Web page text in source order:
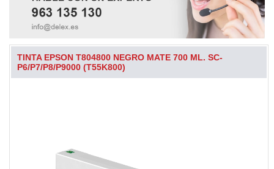
TINTA EPSON T804800 NEGRO MATE 700 ML. SC-
P6/P7/P8/P9000 (T55K800)